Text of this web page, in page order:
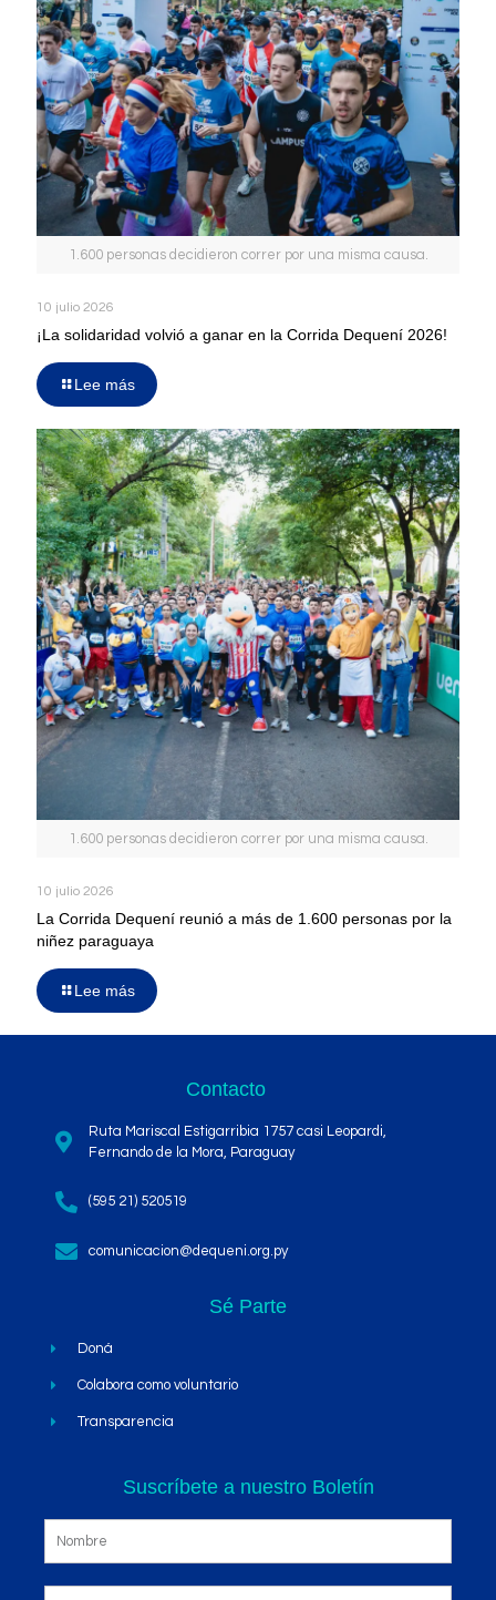
1.600 personas decidieron correr por una misma causa.
10 julio 2026
¡La solidaridad volvió a ganar en la Corrida Dequení 2026!
Lee más
1.600 personas decidieron correr por una misma causa.
10 julio 2026
La Corrida Dequení reunió a más de 1.600 personas por la
niñez paraguaya
Lee más
Contacto
Ruta Mariscal Estigarribia 1757 casi Leopardi,
Fernando de la Mora, Paraguay
(595 21) 520519
comunicacion@dequeni.org.py
Sé Parte
Doná
Colabora como voluntario
Transparencia
Suscríbete a nuestro Boletín